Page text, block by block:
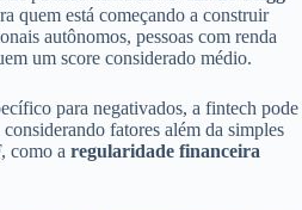
quem está começando a construir
autônomos, pessoas com renda
um score considerado médio.
para negativados, a fintech pode
fatores além da simples
como a regularidade financeira